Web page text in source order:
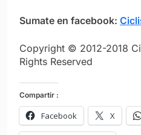
Sumate en facebook:
Copyright © 2012-2018
Rights Reserved
Compartir :
Facebook X